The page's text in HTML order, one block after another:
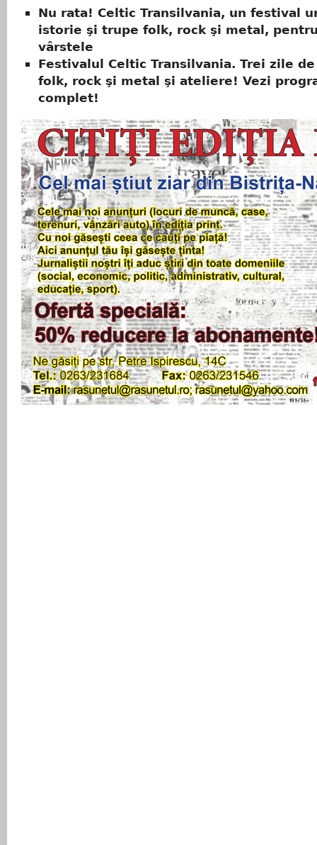
Nu rata! Celtic Transilvania, un festival
istorie şi trupe folk, rock şi metal,
vârstele
Festivalul Celtic Transilvania. Trei zile
folk, rock şi metal şi ateliere! Vezi
complet!